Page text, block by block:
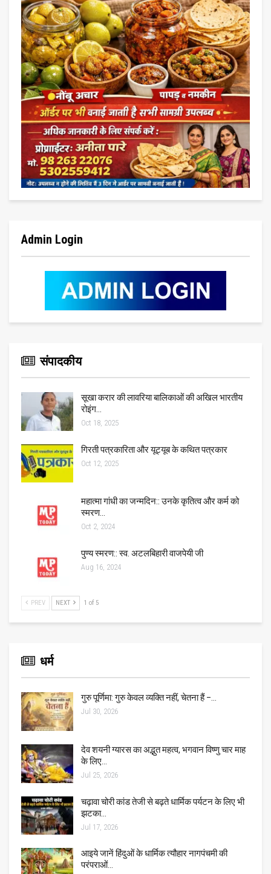
Admin Login
संपादकीय
सूखा करार की लावरिया बालिकाओं की अखिल भारतीय
रोइंग…
Oct 18, 2025
गिरती पत्रकारिता और यूट्यूब के कथित पत्रकार
Oct 12, 2025
महात्मा गांधी का जन्मदिन:: उनके कृतित्व और कर्म को
स्मरण…
Oct 2, 2024
पुण्य स्मरण:: स्व. अटलबिहारी वाजपेयी जी
Aug 16, 2024
PREV NEXT 1 of 5
धर्म
गुरु पूर्णिमा: गुरु केवल व्यक्ति नहीं, चेतना हैं –…
Jul 30, 2026
देव शयनी ग्यारस का अद्भुत महत्व, भगवान विष्णु चार माह
के लिए…
Jul 25, 2026
चढ़ावा चोरी कांड तेजी से बढ़ते धार्मिक पर्यटन के लिए भी
झटका…
Jul 17, 2026
आइये जानें हिंदुओं के धार्मिक त्यौहार नागपंचमी की
परंपराओं…